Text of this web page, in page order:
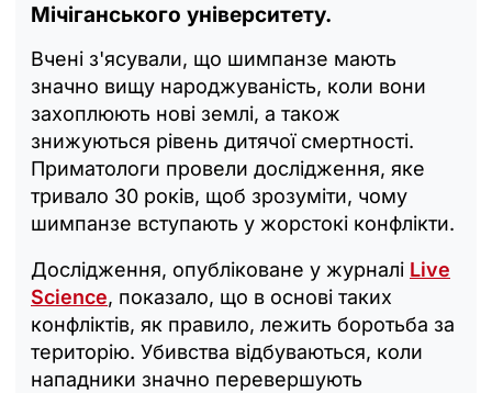
Мічіганського університету.
Вчені з'ясували, що шимпанзе мають
значно вищу народжуваність, коли вони
захоплюють нові землі, а також
знижуються рівень дитячої смертності.
Приматологи провели дослідження, яке
тривало 30 років, щоб зрозуміти, чому
шимпанзе вступають у жорстокі конфлікти.
Дослідження, опубліковане у журналі Live
Science, показало, що в основі таких
конфліктів, як правило, лежить боротьба за
територію. Убивства відбуваються, коли
нападники значно перевершують